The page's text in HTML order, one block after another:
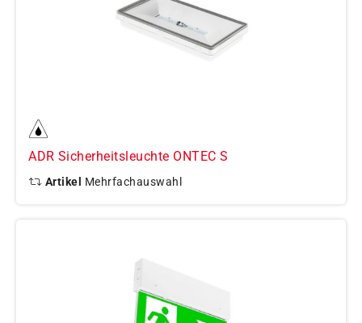
ADR Sicherheitsleuchte ONTEC S
Artikel Mehrfachauswahl